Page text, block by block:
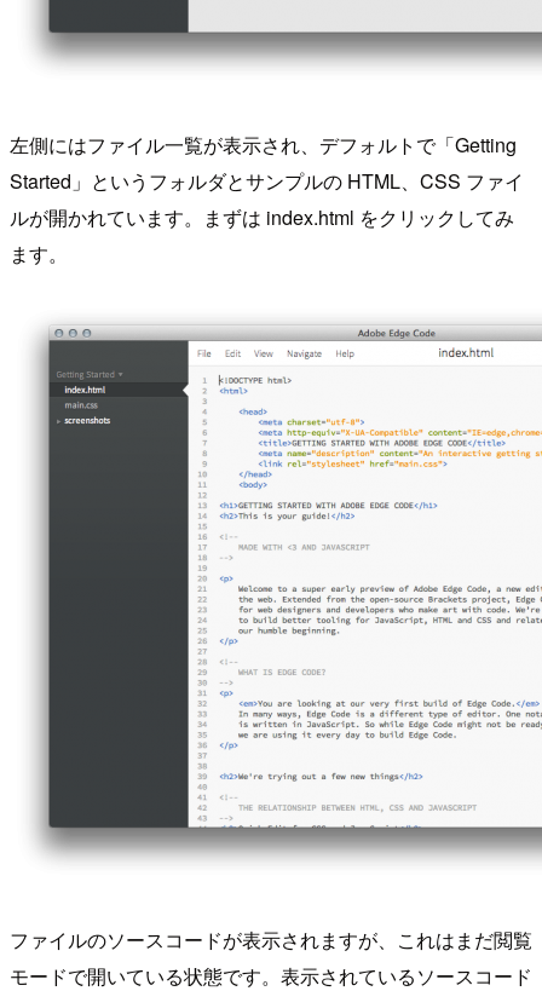
左側にはファイル一覧が表示され、デフォルトで「Getting
Started」というフォルダとサンプルの HTML、CSS ファイ
ルが開かれています。まずは index.html をクリックしてみ
ます。
ファイルのソースコードが表示されますが、これはまだ閲覧
モードで開いている状態です。表示されているソースコード